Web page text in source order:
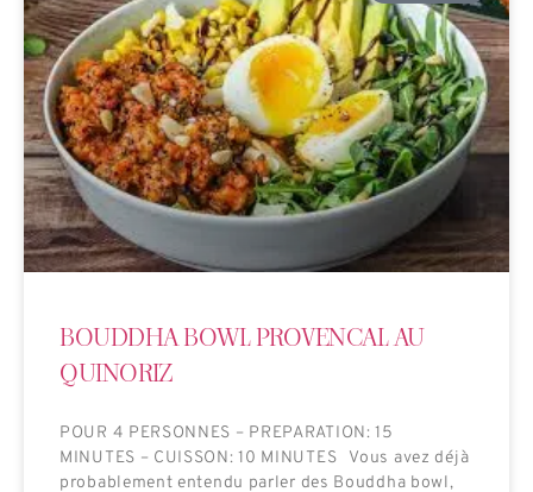
BOUDDHA BOWL PROVENCAL AU
QUINORIZ
POUR 4 PERSONNES – PREPARATION: 15
MINUTES – CUISSON: 10 MINUTES Vous avez déjà
probablement entendu parler des Bouddha bowl,